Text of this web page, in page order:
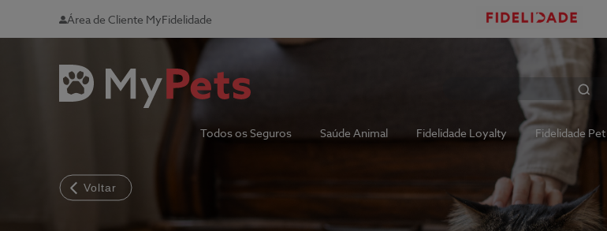
Área de Cliente MyFidelidade
Todos os Seguros Saúde Animal Fidelidade Loyalty Fidelidade
Voltar